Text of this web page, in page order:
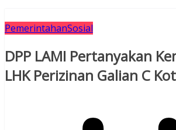
PemerintahanSosial
DPP LAMI Pertanyakan
LHK Perizinan Galian C